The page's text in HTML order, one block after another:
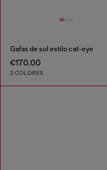
Gafas de sol estilo cat-eye
€170.00
2 COLORES